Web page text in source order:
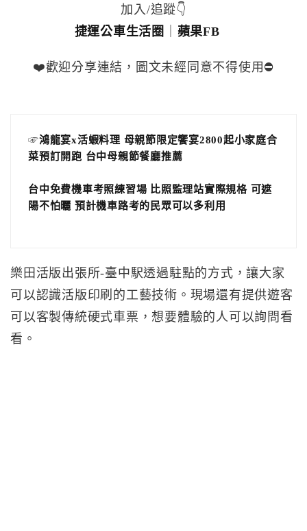
加入/追蹤👇
捷運公車生活圈
蘋果FB
❤️歡迎分享連結，圖文未經同意不得使用⛔️
☞鴻龍宴x活蝦料理 母親節限定饗宴2800起小家庭合
菜預訂開跑 台中母親節餐廳推薦
台中免費機車考照練習場 比照監理站實際規格 可遮
陽不怕曬 預計機車路考的民眾可以多利用
樂田活版出張所-臺中駅透過駐點的方式，讓大家
可以認識活版印刷的工藝技術。現場還有提供遊客
可以客製傳統硬式車票，想要體驗的人可以詢問看
看。